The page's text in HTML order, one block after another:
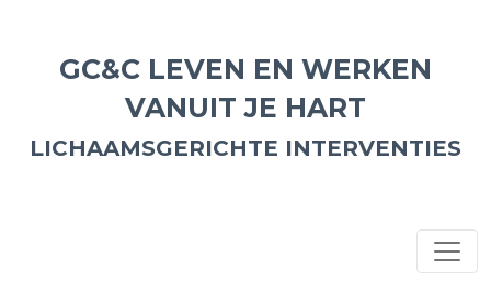
GC&C LEVEN EN WERKEN
VANUIT JE HART
LICHAAMSGERICHTE INTERVENTIES